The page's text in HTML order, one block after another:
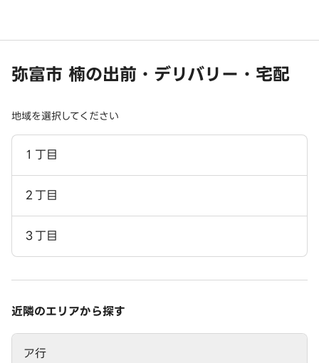
弥富市 楠の出前・デリバリー・宅配
地域を選択してください
１丁目
２丁目
３丁目
近隣のエリアから探す
ア行